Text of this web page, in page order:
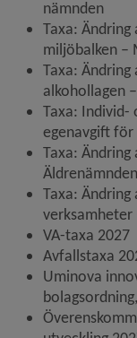
nämnden
Taxa:
miljöbalken –
Taxa:
alkohollagen
Taxa: Individ-
egenavgift
Taxa:
Äldrenämnden
Taxa:
verksamheter
VA-taxa 2027
Avfallstaxa
Uminova